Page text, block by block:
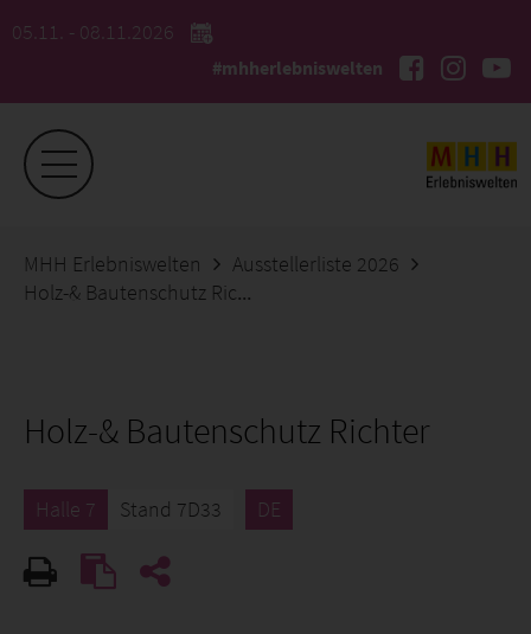
05.11. - 08.11.2026
#mhherlebniswelten
MHH Erlebniswelten
Ausstellerliste 2026
Holz-& Bautenschutz Richter
Holz-& Bautenschutz Richter
Halle 7 Stand 7D33 DE